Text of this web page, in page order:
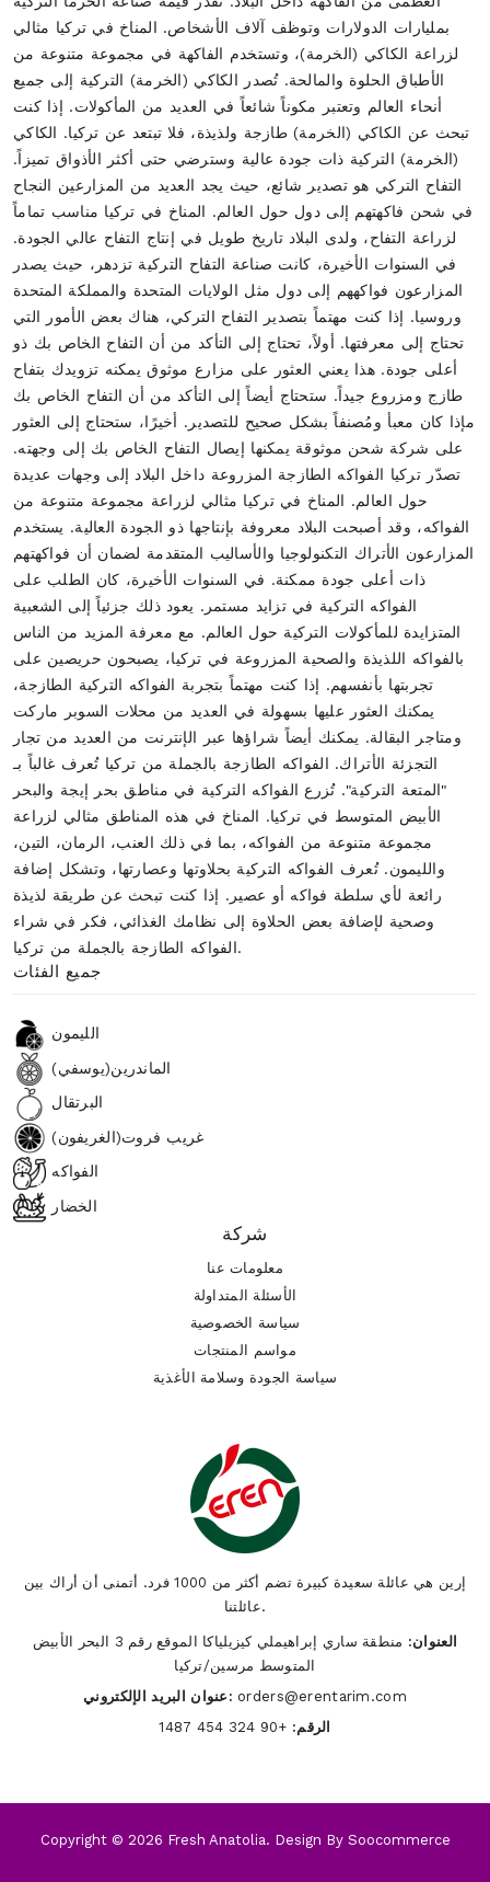
جميع الفئات
الليمون
الماندرين(يوسفي)
البرتقال
غريب فروت(الغريفون)
الفواكه
الخضار
إرين هي عائلة سعيدة كبيرة تضم أكثر من 1000 فرد. أتمنى أن أراك بين
عائلتنا.
العنوان:
منطقة ساري إبراهيملي كيزيلياكا الموقع رقم 3 البحر الأبيض
المتوسط ​​مرسين/تركيا
عنوان البريد الإلكتروني: orders@erentarim.com
الرقم: +90 324 454 1487
شركة
معلومات عنا
الأسئلة المتداولة
سياسة الخصوصية
مواسم المنتجات
سياسة الجودة وسلامة الأغذية
Copyright © 2026 Fresh Anatolia. Design By Soocommerce